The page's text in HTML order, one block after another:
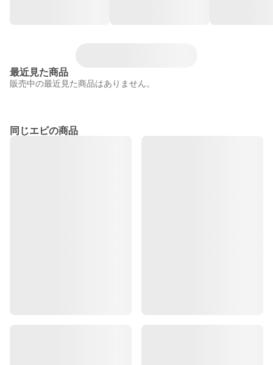
最近見た商品
販売中の最近見た商品はありません。
同じエビの商品